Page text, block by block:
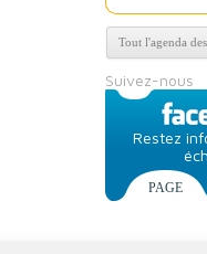
Tout l'agenda
Suivez-nous
Restez
PAGE